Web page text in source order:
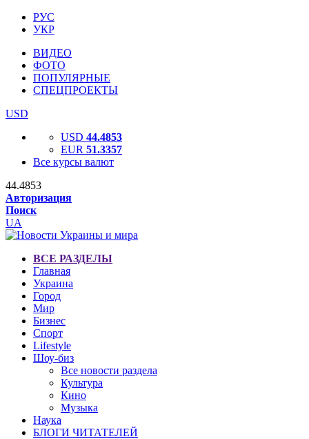
РУС
УКР
ВИДЕО
ФОТО
ПОПУЛЯРНЫЕ
СПЕЦПРОЕКТЫ
USD
USD 44.4853
EUR 51.3357
Все курсы валют
44.4853
Авторизация
Поиск
UA
ВСЕ РАЗДЕЛЫ
Главная
Украина
Город
Мир
Бизнес
Спорт
Lifestyle
Шоу-биз
Все новости раздела
Культура
Кино
Музыка
Наука
БЛОГИ ЧИТАТЕЛЕЙ